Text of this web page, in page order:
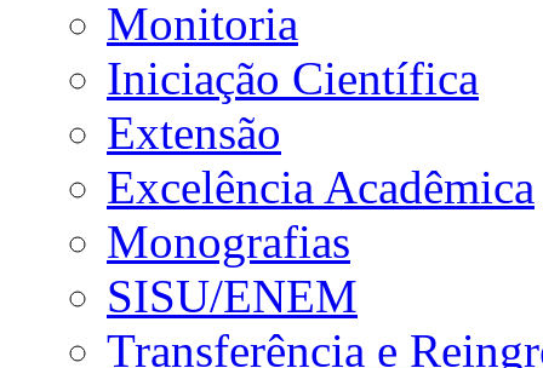
Monitoria
Iniciação Científica
Extensão
Excelência Acadêmica
Monografias
SISU/ENEM
Transferência e